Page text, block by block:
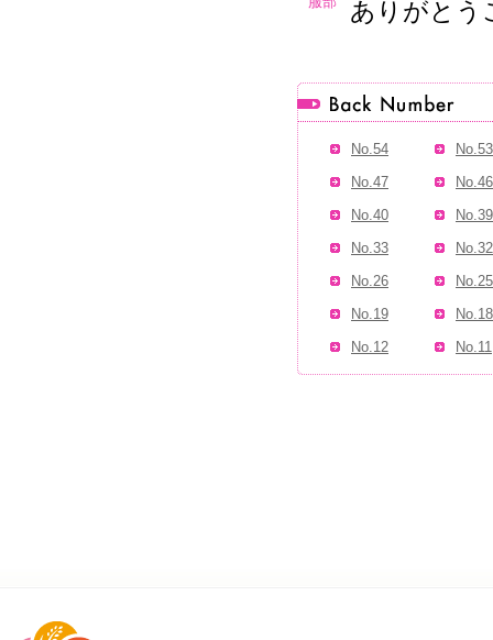
ありがと
No.54
No.53
No.47
No.46
No.40
No.39
No.33
No.32
No.26
No.25
No.19
No.18
No.12
No.11